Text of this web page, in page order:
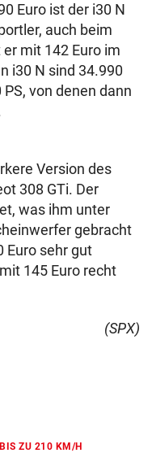
Euro ist der i30 N
auch beim
mit 142 Euro im
i30 N sind 34.990
von denen dann
Version des
308 GTi. Der
was ihm unter
gebracht
Euro sehr gut
145 Euro recht
(SPX)
ZU 210 KM/H